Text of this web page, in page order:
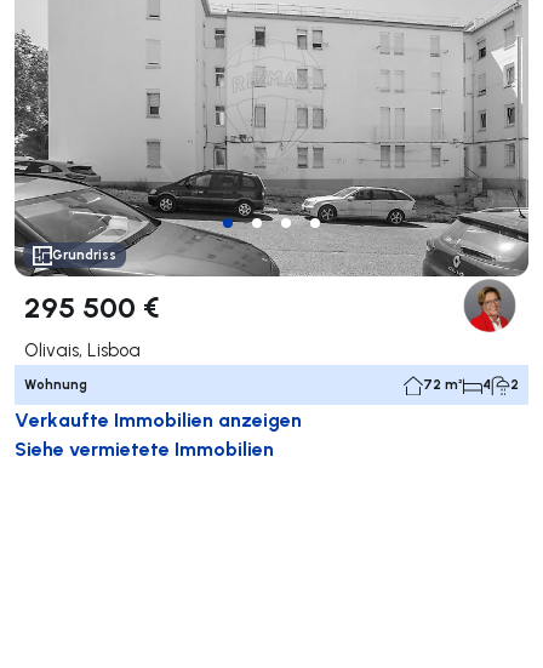
Grundriss
295 500 €
Olivais, Lisboa
Wohnung 72 m² 4 2
Verkaufte Immobilien anzeigen
Siehe vermietete Immobilien